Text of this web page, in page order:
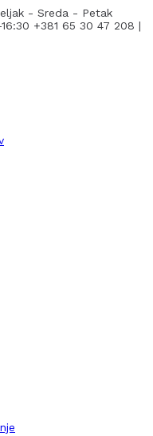
- Sreda - Petak
+381 65 30 47 208 |